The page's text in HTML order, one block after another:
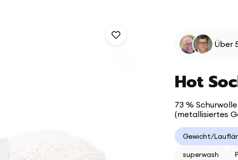
Über
Hot
73 %
(metallisiertes
Gewicht/
superwash